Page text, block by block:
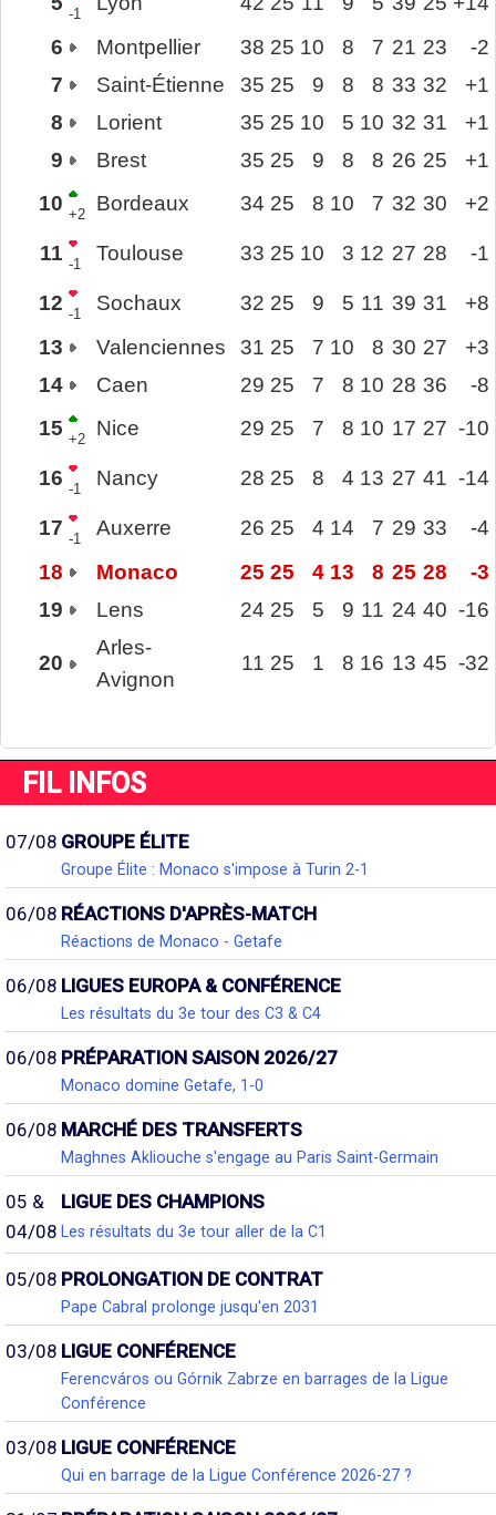
-1
6
Montpellier 38 25 10 8 7 21 23
-2
7
Saint-Étienne 35 25 9 8 8 33 32
+1
8
Lorient 35 25 10 5 10 32 31
+1
9
Brest 35 25 9 8 8 26 25
+1
10 +2 Bordeaux 34 25 8 10 7 32 30 +2
11 -1 Toulouse 33 25 10 3 12 27 28 -1
12 -1 Sochaux 32 25 9 5 11 39 31
+8
13
Valenciennes 31 25 7 10 8 30 27
+3
14
Caen 29 25 7 8 10 28 36
-8
15 +2 Nice 29 25 7 8 10 17 27 -10
16 -1 Nancy 28 25 8 4 13 27 41 -14
17 -1 Auxerre 26 25 4 14 7 29 33
-4
18
Monaco 25 25 4 13 8 25 28
-3
19
Lens 24 25 5 9 11 24 40 -16
20
Arles-
Avignon
11 25 1 8 16 13 45 -32
FIL INFOS
07/08 GROUPE ÉLITE
Groupe Élite : Monaco s'impose à Turin 2-1
06/08 RÉACTIONS D'APRÈS-MATCH
Réactions de Monaco - Getafe
06/08 LIGUES EUROPA & CONFÉRENCE
Les résultats du 3e tour des C3 & C4
06/08 PRÉPARATION SAISON 2026/27
Monaco domine Getafe, 1-0
06/08 MARCHÉ DES TRANSFERTS
Maghnes Akliouche s'engage au Paris Saint-Germain
05 &
04/08
LIGUE DES CHAMPIONS
Les résultats du 3e tour aller de la C1
05/08 PROLONGATION DE CONTRAT
Pape Cabral prolonge jusqu'en 2031
03/08 LIGUE CONFÉRENCE
Ferencváros ou Górnik Zabrze en barrages de la Ligue
Conférence
03/08 LIGUE CONFÉRENCE
Qui en barrage de la Ligue Conférence 2026-27 ?